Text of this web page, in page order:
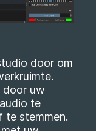
door om
door uw
te
te stemmen.